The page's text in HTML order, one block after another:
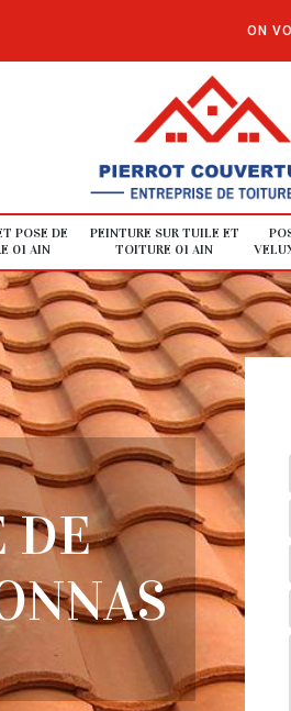
ON
POSE DE
01 AIN
PEINTURE SUR TUILE ET
TOITURE 01 AIN
DE